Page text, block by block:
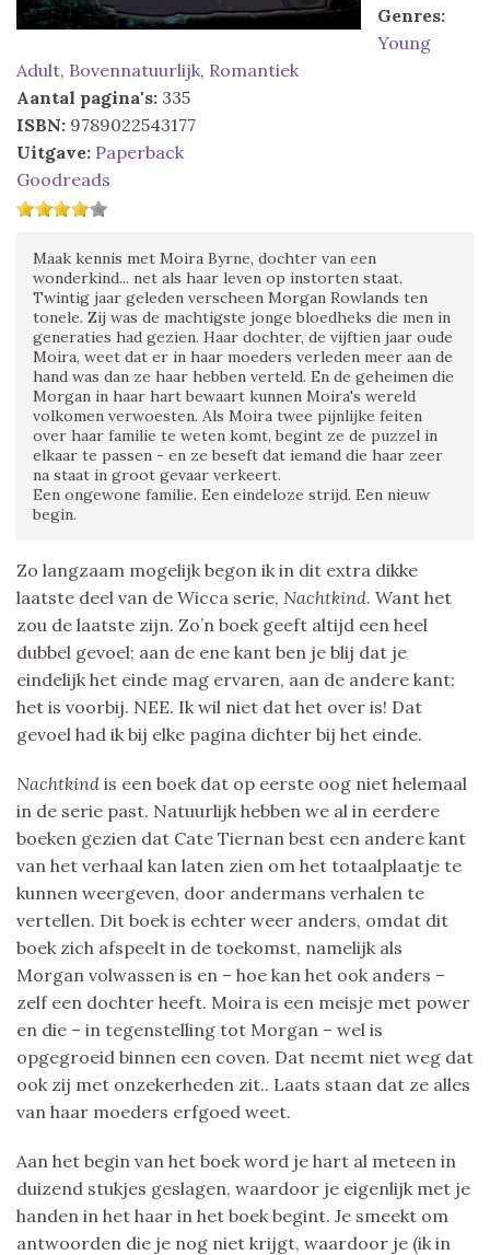
Genres:
Young
Adult, Bovennatuurlijk, Romantiek
Aantal pagina's: 335
ISBN: 9789022543177
Uitgave: Paperback
Goodreads
Maak kennis met Moira Byrne, dochter van een
wonderkind... net als haar leven op instorten staat.
Twintig jaar geleden verscheen Morgan Rowlands ten
tonele. Zij was de machtigste jonge bloedheks die men in
generaties had gezien. Haar dochter, de vijftien jaar oude
Moira, weet dat er in haar moeders verleden meer aan de
hand was dan ze haar hebben verteld. En de geheimen die
Morgan in haar hart bewaart kunnen Moira's wereld
volkomen verwoesten. Als Moira twee pijnlijke feiten
over haar familie te weten komt, begint ze de puzzel in
elkaar te passen - en ze beseft dat iemand die haar zeer
na staat in groot gevaar verkeert.
Een ongewone familie. Een eindeloze strijd. Een nieuw
begin.
Zo langzaam mogelijk begon ik in dit extra dikke
laatste deel van de Wicca serie, Nachtkind. Want het
zou de laatste zijn. Zo’n boek geeft altijd een heel
dubbel gevoel; aan de ene kant ben je blij dat je
eindelijk het einde mag ervaren, aan de andere kant:
het is voorbij. NEE. Ik wil niet dat het over is! Dat
gevoel had ik bij elke pagina dichter bij het einde.
Nachtkind is een boek dat op eerste oog niet helemaal
in de serie past. Natuurlijk hebben we al in eerdere
boeken gezien dat Cate Tiernan best een andere kant
van het verhaal kan laten zien om het totaalplaatje te
kunnen weergeven, door andermans verhalen te
vertellen. Dit boek is echter weer anders, omdat dit
boek zich afspeelt in de toekomst, namelijk als
Morgan volwassen is en – hoe kan het ook anders –
zelf een dochter heeft. Moira is een meisje met power
en die – in tegenstelling tot Morgan – wel is
opgegroeid binnen een coven. Dat neemt niet weg dat
ook zij met onzekerheden zit.. Laats staan dat ze alles
van haar moeders erfgoed weet.
Aan het begin van het boek word je hart al meteen in
duizend stukjes geslagen, waardoor je eigenlijk met je
handen in het haar in het boek begint. Je smeekt om
antwoorden die je nog niet krijgt, waardoor je (ik in